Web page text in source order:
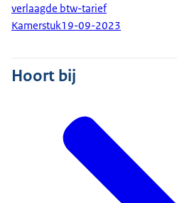
verlaagde btw-tarief
Kamerstuk19-09-2023
Hoort bij